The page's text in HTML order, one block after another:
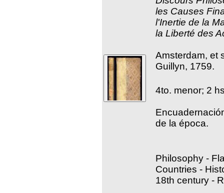
les Causes
l'Inertie de la
la Liberté des
Amsterdam, et
Guillyn, 1759.
4to. menor; 2
de la época.
Philosophy -
Countries -
18th century -